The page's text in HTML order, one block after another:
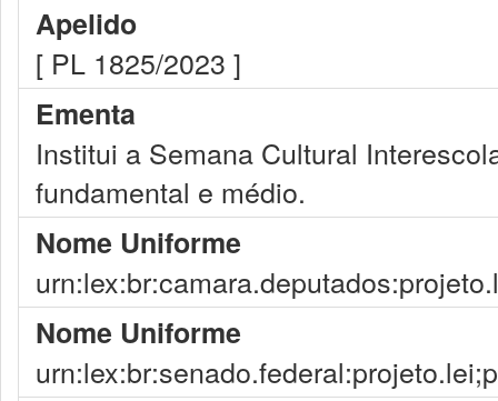
Apelido
[ PL 1825/2023 ]
Ementa
Institui a Semana Cultural
fundamental e médio.
Nome Uniforme
Nome Uniforme